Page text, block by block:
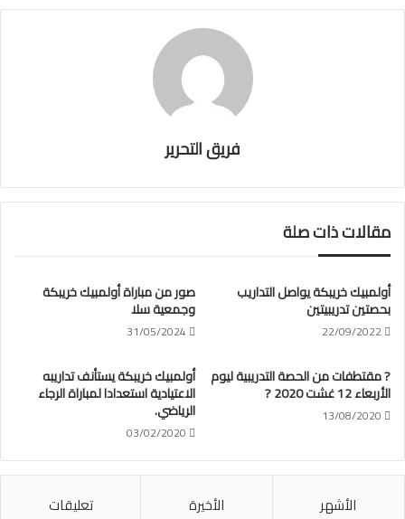
فريق التحرير
مقالات ذات صلة
أولمبيك خريبكة يواصل التداريب
بحصتين تدريبيتين
22/09/2022
صور من مباراة أولمبيك خريبكة
وجمعية سلا
31/05/2024
? مقتطفات من الحصة التدريبية ليوم
الأربعاء 12 غشت 2020 ?
13/08/2020
أولمبيك خريبكة يستأنف تداريبه
الاعتيادية استعدادا لمباراة الرجاء
الرياضي.
03/02/2020
الأشهر الأخيرة تعليقات